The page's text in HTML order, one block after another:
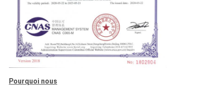
Pourquoi nous